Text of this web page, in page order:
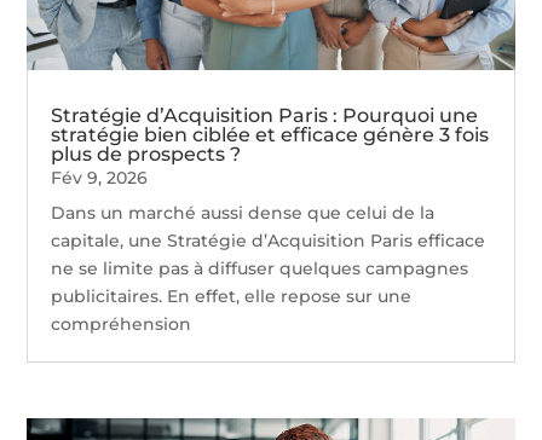
Stratégie d’Acquisition Paris : Pourquoi une
stratégie bien ciblée et efficace génère 3 fois
plus de prospects ?
Fév 9, 2026
Dans un marché aussi dense que celui de la
capitale, une Stratégie d’Acquisition Paris efficace
ne se limite pas à diffuser quelques campagnes
publicitaires. En effet, elle repose sur une
compréhension